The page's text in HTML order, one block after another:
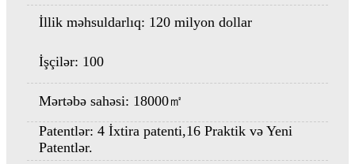
İllik məhsuldarlıq: 120 milyon dollar
İşçilər: 100
Mərtəbə sahəsi: 18000㎡
Patentlər: 4 İxtira patenti,16 Praktik və Yeni
Patentlər.